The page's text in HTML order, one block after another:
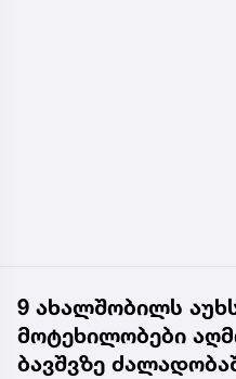
9 ახალშობილს
მოტეხილობები
ბავშვზე